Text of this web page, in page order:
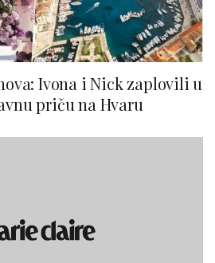
Ivona i Nick zaplovili u
priču na Hvaru